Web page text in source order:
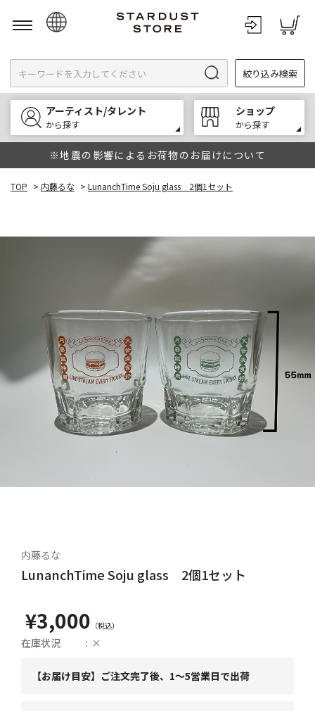
English
한국어
中文
絞り込み検索
アーティスト/タレント
から探す
ショップ
から探す
※地震の影響によるお荷物のお届けについて
TOP > 内藤るな > LunanchTime Soju glass 2個1セット
内藤るな
LunanchTime Soju glass 2個1セット
¥3,000
在庫状況 ×
【お届け目安】ご注文完了後、1～5営業日で出荷